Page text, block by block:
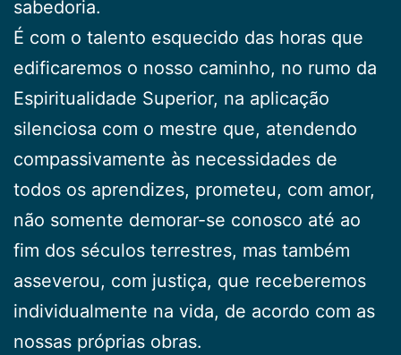
sabedoria.
É com o talento esquecido das horas que
edificaremos o nosso caminho, no rumo da
Espiritualidade Superior, na aplicação
silenciosa com o mestre que, atendendo
compassivamente às necessidades de
todos os aprendizes, prometeu, com amor,
não somente demorar-se conosco até ao
fim dos séculos terrestres, mas também
asseverou, com justiça, que receberemos
individualmente na vida, de acordo com as
nossas próprias obras.